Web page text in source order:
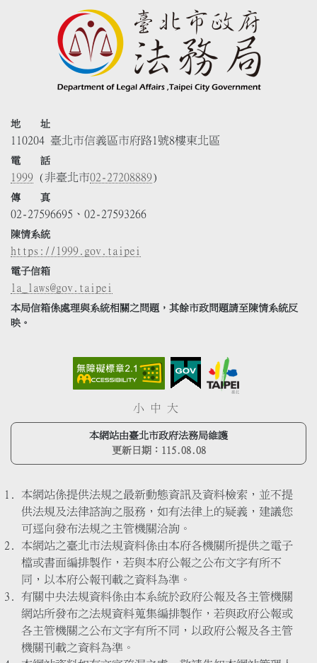
地 址
110204 臺北市信義區市府路1號8樓東北區
電 話
1999 (非臺北市02-27208889)
傳 真
02-27596695、02-27593266
陳情系統
https://1999.gov.taipei
電子信箱
la_laws@gov.taipei
本局信箱係處理與系統相關之問題，其餘市政問題請至陳情系統反
映。
小 中 大
本網站由臺北市政府法務局維護
更新日期： 115.08.08
本網站係提供法規之最新動態資訊及資料檢索，並不提
供法規及法律諮詢之服務，如有法律上的疑義，建議您
可逕向發布法規之主管機關洽詢。
本網站之臺北市法規資料係由本府各機關所提供之電子
檔或書面編排製作，若與本府公報之公布文字有所不
同，以本府公報刊載之資料為準。
有關中央法規資料係由本系統於政府公報及各主管機關
網站所發布之法規資料蒐集編排製作，若與政府公報或
各主管機關之公布文字有所不同，以政府公報及各主管
機關刊載之資料為準。